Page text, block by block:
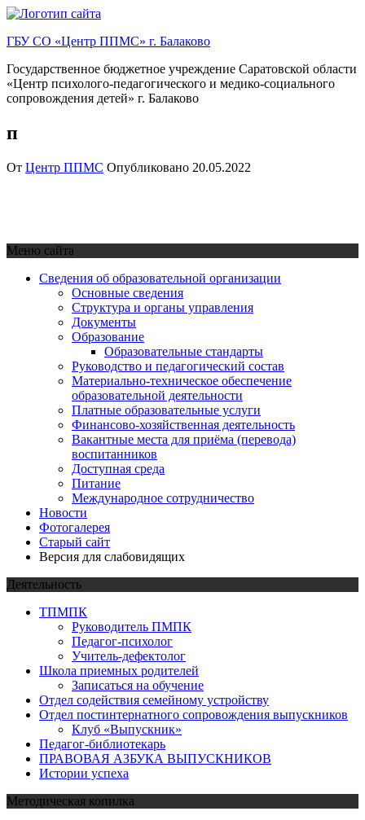
Перейти
содержимому
ГБУ СО «Центр ППМС» г. Балаково
Государственное бюджетное учреждение Саратовской области
«Центр психолого-педагогического и медико-социального
сопровождения детей» г. Балаково
п
От Центр ППМС Опубликовано 20.05.2022
Меню сайта
Сведения об образовательной организации
Основные сведения
Структура и органы управления
Документы
Образование
Образовательные стандарты
Руководство и педагогический состав
Материально-техническое обеспечение
образовательной деятельности
Платные образовательные услуги
Финансово-хозяйственная деятельность
Вакантные места для приёма (перевода)
воспитанников
Доступная среда
Питание
Международное сотрудничество
Новости
Фотогалерея
Старый сайт
Версия для слабовидящих
Деятельность
ТПМПК
Руководитель ПМПК
Педагог-психолог
Учитель-дефектолог
Школа приемных родителей
Записаться на обучение
Отдел содействия семейному устройству
Отдел постинтернатного сопровождения выпускников
Клуб «Выпускник»
Педагог-библиотекарь
ПРАВОВАЯ АЗБУКА ВЫПУСКНИКОВ
Истории успеха
Методическая копилка